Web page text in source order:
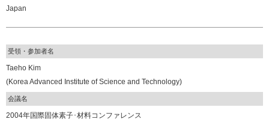
Japan
受領・参加者名
Taeho Kim
(Korea Advanced Institute of Science and Technology)
会議名
2004年国際固体素子･材料コンファレンス